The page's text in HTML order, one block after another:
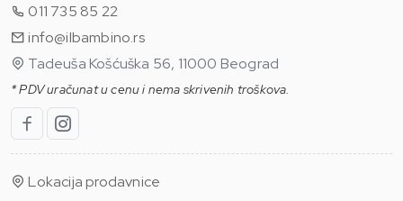
011 735 85 22
info@ilbambino.rs
Tadeuša Košćuška 56, 11000 Beograd
* PDV uračunat u cenu i nema skrivenih troškova.
Lokacija prodavnice